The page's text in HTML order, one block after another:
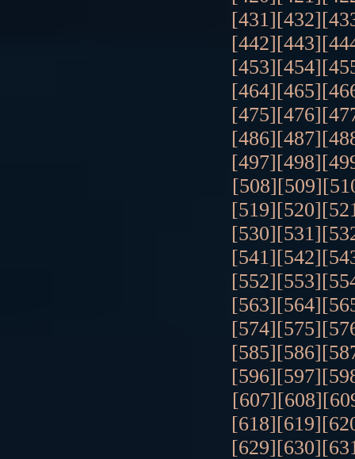
[431][432]
[442][443]
[453][454]
[464][465]
[475][476]
[486][487]
[497][498]
[508][509]
[519][520]
[530][531]
[541][542]
[552][553]
[563][564]
[574][575]
[585][586]
[596][597]
[607][608]
[618][619]
[629][630]